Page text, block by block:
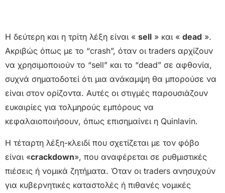
Η δεύτερη και η τρίτη λέξη είναι « sell » και « dead ».
Ακριβώς όπως με το “crash”, όταν οι traders αρχίζουν
να χρησιμοποιούν το “sell” και το “dead” σε αφθονία,
συχνά σηματοδοτεί ότι μια ανάκαμψη θα μπορούσε να
είναι στον ορίζοντα. Αυτές οι στιγμές παρουσιάζουν
ευκαιρίες για τολμηρούς εμπόρους να
κεφαλαιοποιήσουν, όπως επισημαίνει η Quinlavin.
Η τέταρτη λέξη-κλειδί που σχετίζεται με τον φόβο
είναι «crackdown», που αναφέρεται σε ρυθμιστικές
πιέσεις ή νομικά ζητήματα. Όταν οι traders ανησυχούν
για κυβερνητικές καταστολές ή πιθανές νομικές